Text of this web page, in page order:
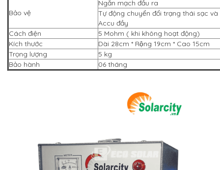
Bảo vệ
Ngắn mạch đầu ra
Tự động chuyển đổi trạng thái sạc
Accu đầy
Cách điện
5 Mohm ( khi không hoạt động)
Kích thước
Dài 28cm * Rộng 19cm * Cao 15cm
Trọng lượng
5 kg
Bảo hành
06 tháng